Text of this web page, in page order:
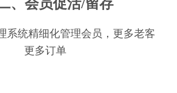
、会员促活/留存
系统精细化管理会员，更多老客
更多订单